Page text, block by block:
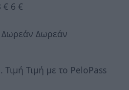
€ 6 €
Δωρεάν Δωρεάν
Τιμή με το PeloPass